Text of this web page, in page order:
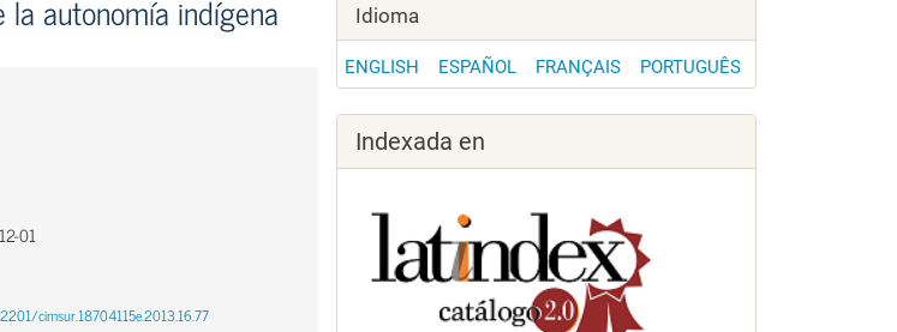
autonomía indígena
01
cimsur.18704115e.2013.16.77
Idioma
ENGLISH ESPAÑOL FRANÇAIS PORTUGUÊS
Indexada en